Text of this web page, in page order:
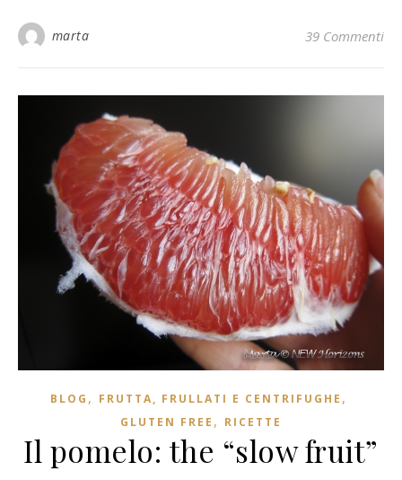
marta 39 Commenti
BLOG , FRUTTA, FRULLATI E CENTRIFUGHE ,
GLUTEN FREE , RICETTE
Il pomelo: the “slow fruit”